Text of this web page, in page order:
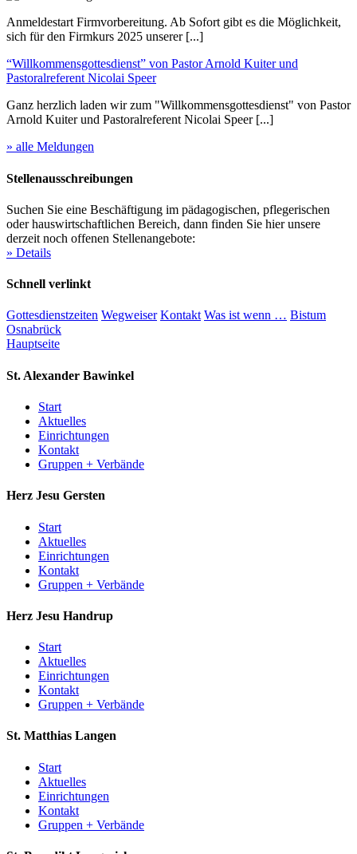
Anmeldestart Firmvorbereitung. Ab Sofort gibt es die Möglichkeit,
sich für den Firmkurs 2025 unserer [...]
“Willkommensgottesdienst” von Pastor Arnold Kuiter und
Pastoralreferent Nicolai Speer
Ganz herzlich laden wir zum "Willkommensgottesdienst" von Pastor
Arnold Kuiter und Pastoralreferent Nicolai Speer [...]
» alle Meldungen
Stellenausschreibungen
Suchen Sie eine Beschäftigung im pädagogischen, pflegerischen
oder hauswirtschaftlichen Bereich, dann finden Sie hier unsere
derzeit noch offenen Stellenangebote:
» Details
Schnell verlinkt
Gottesdienstzeiten Wegweiser Kontakt Was ist wenn … Bistum
Osnabrück
Hauptseite
St. Alexander Bawinkel
Start
Aktuelles
Einrichtungen
Kontakt
Gruppen + Verbände
Herz Jesu Gersten
Start
Aktuelles
Einrichtungen
Kontakt
Gruppen + Verbände
Herz Jesu Handrup
Start
Aktuelles
Einrichtungen
Kontakt
Gruppen + Verbände
St. Matthias Langen
Start
Aktuelles
Einrichtungen
Kontakt
Gruppen + Verbände